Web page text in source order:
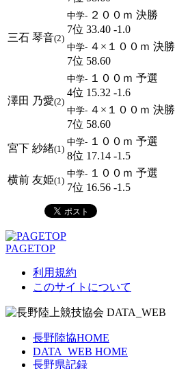
三石 琴音(2)
中学- ２００ｍ 決勝
7位 33.40 -1.0
中学- ４×１００ｍ 決勝
7位 58.60
澤田 乃愛(2)
中学- １００ｍ 予選
4位 15.32 -1.6
中学- ４×１００ｍ 決勝
7位 58.60
宮下 紗緒(1)
中学- １００ｍ 予選
8位 17.14 -1.5
横前 友姫(1)
中学- １００ｍ 予選
7位 16.56 -1.5
PAGETOP
利用規約
このサイトについて
長野陸協HOME
DATA_WEB HOME
長野県記録